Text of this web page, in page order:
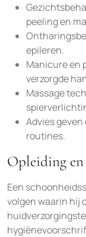
peeling en
epileren.
Manicure en
verzorgde
Massage
Advies
routines.
Opleiding
Een
volgen waarin hij